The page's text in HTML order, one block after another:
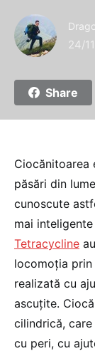
24/
Share
Ciocănitoarea
păsări din
cunoscute
mai
Tetracycline
locomoţia
realizată cu
ascuţite.
cilindrică,
cu peri, cu